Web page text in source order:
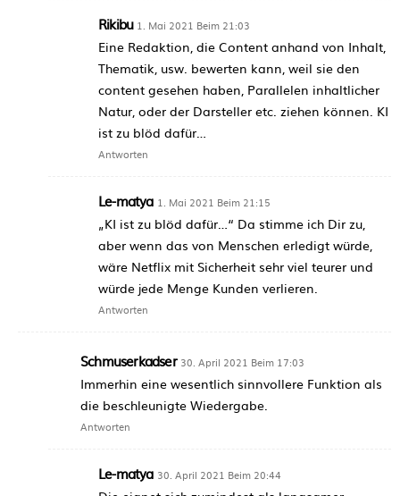
Rikibu 1. Mai 2021 Beim 21:03
Eine Redaktion, die Content anhand von Inhalt,
Thematik, usw. bewerten kann, weil sie den
content gesehen haben, Parallelen inhaltlicher
Natur, oder der Darsteller etc. ziehen können. KI
ist zu blöd dafür…
Antworten
Le-matya 1. Mai 2021 Beim 21:15
„KI ist zu blöd dafür…“ Da stimme ich Dir zu,
aber wenn das von Menschen erledigt würde,
wäre Netflix mit Sicherheit sehr viel teurer und
würde jede Menge Kunden verlieren.
Antworten
Schmuserkadser 30. April 2021 Beim 17:03
Immerhin eine wesentlich sinnvollere Funktion als
die beschleunigte Wiedergabe.
Antworten
Le-matya 30. April 2021 Beim 20:44